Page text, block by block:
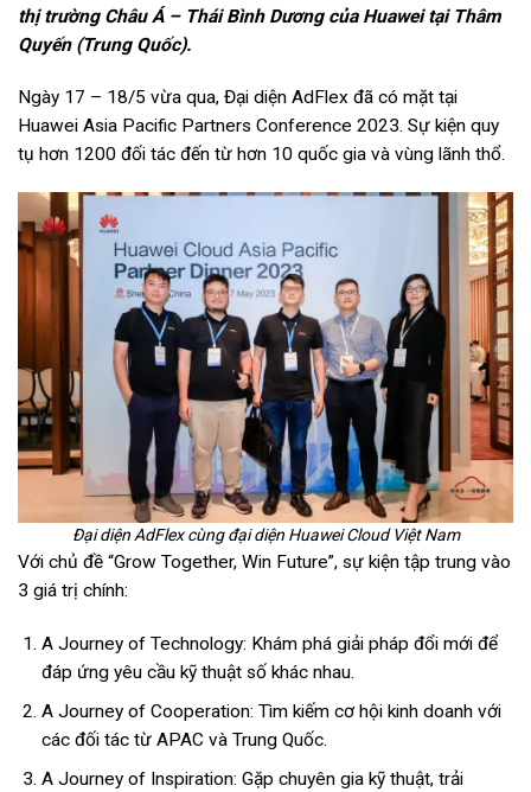
thị trường Châu Á – Thái Bình Dương của Huawei tại Thâm
Quyến (Trung Quốc).
Ngày 17 – 18/5 vừa qua, Đại diện AdFlex đã có mặt tại
Huawei Asia Pacific Partners Conference 2023. Sự kiện quy
tụ hơn 1200 đối tác đến từ hơn 10 quốc gia và vùng lãnh thổ.
Đại diện AdFlex cùng đại diện Huawei Cloud Việt Nam
Với chủ đề “Grow Together, Win Future”, sự kiện tập trung vào
3 giá trị chính:
A Journey of Technology: Khám phá giải pháp đổi mới để
đáp ứng yêu cầu kỹ thuật số khác nhau.
A Journey of Cooperation: Tìm kiếm cơ hội kinh doanh với
các đối tác từ APAC và Trung Quốc.
A Journey of Inspiration: Gặp chuyên gia kỹ thuật, trải